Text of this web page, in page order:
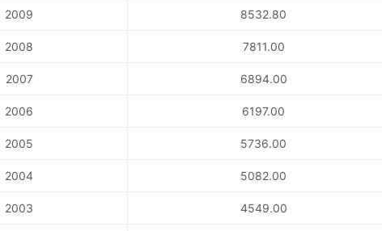
2009 8532.80
2008 7811.00
2007 6894.00
2006 6197.00
2005 5736.00
2004 5082.00
2003 4549.00